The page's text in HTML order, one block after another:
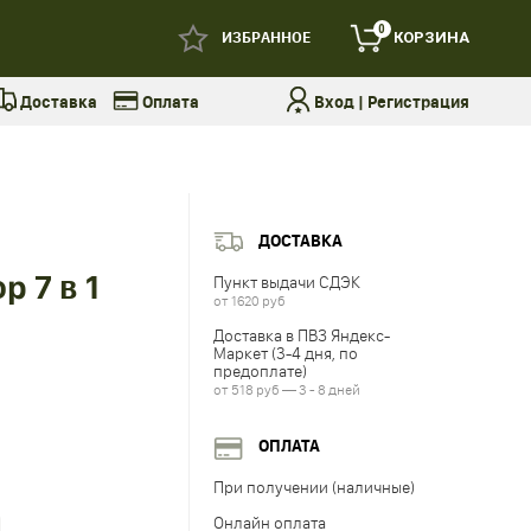
ИЗБРАННОЕ 0 КОРЗИНА
Доставка Оплата Вход| Регистрация
7 в 1
ДОСТАВКА
Пункт выдачи СДЭК
от 1620 руб
Доставка в ПВЗ Яндекс-
Маркет (3-4 дня, по
предоплате)
от 518 руб — 3 - 8 дней
ОПЛАТА
При получении (наличные)
Онлайн оплата